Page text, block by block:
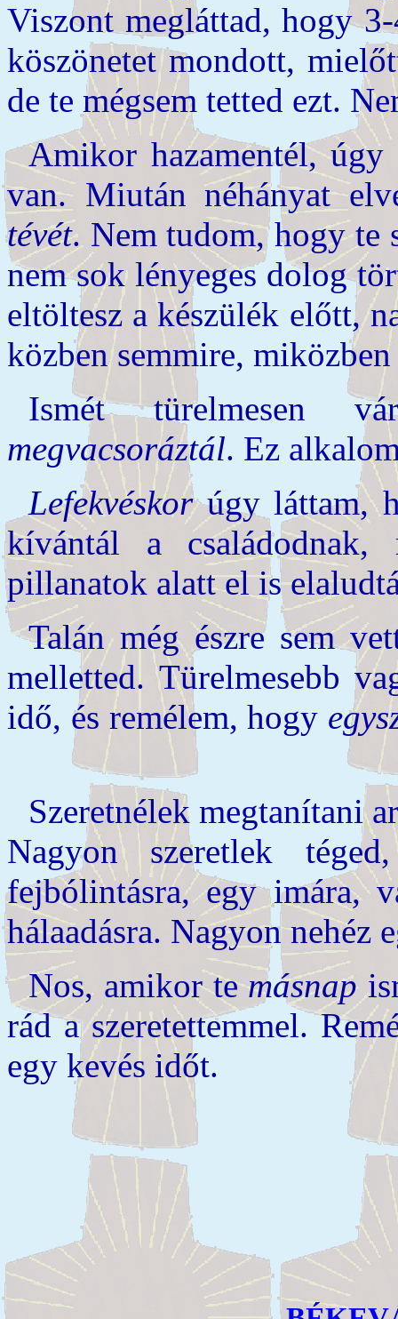
Viszont megláttad, hogy
köszönetet mondott,
de te mégsem tetted ezt.
Amikor hazamentél,
van. Miután néhányat
tévét. Nem tudom, hogy te
nem sok lényeges dolog
eltöltesz a készülék előtt,
közben semmire,
Ismét türelmesen
megvacsoráztál. Ez
Lefekvéskorúgy láttam,
kívántál a
pillanatok alatt el is
Talán még észre sem
melletted. Türelmesebb
idő, és remélem, hogy
Szeretnélek megtanítani
Nagyon szeretlek
fejbólintásra, egy
hálaadásra. Nagyon nehéz
Nos, amikor temásnap
rád a szeretettemmel.
egy kevés időt.